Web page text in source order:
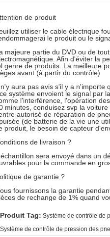
de produit
utiliser le cable électrique
le produit ou le
majeure partie du DVD ou de
Afin d'éviter la
genre de produits. La meilleure
avant (à partir du contrôle)
aura pas avis s'il y a n'importe
système envoient le signal par
l'interférence, l'opération
minutes, conduisez svp la
autorisé de réparation de
(de batterie de la vie une
produit, le besoin de capteur
de livraison ?
sera envoyé dans un
pour la commande en
de garantie ?
fournissons la garantie
de rechange de 1% quand
Produit Tag: Système de contrôle de
Système de contrôle de pression des